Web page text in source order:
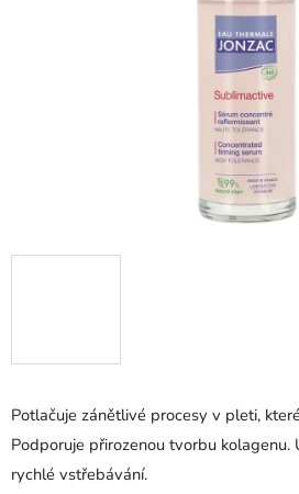
Potlačuje zánětlivé procesy v pleti,
Podporuje přirozenou tvorbu
rychlé vstřebávání.